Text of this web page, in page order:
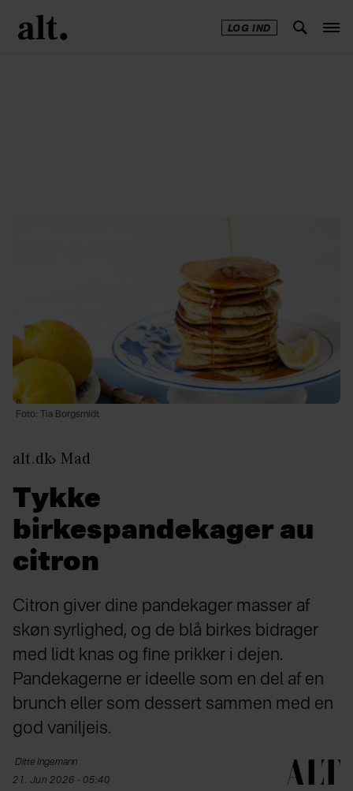
LOG IND
Foto: Tia Borgsmidt
alt.dk Mad
Tykke
birkespandekager au
citron
Citron giver dine pandekager masser af
skøn syrlighed, og de blå birkes bidrager
med lidt knas og fine prikker i dejen.
Pandekagerne er ideelle som en del af en
brunch eller som dessert sammen med en
god vaniljeis.
Ditte Ingemann
21. Jun 2026 - 05:40